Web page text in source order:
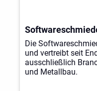
Die
und vertreibt seit
ausschließlich
und Metallbau.